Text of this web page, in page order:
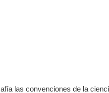
las convenciones de la